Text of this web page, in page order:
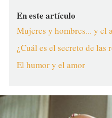
En este artículo
Mujeres y hombres... y el
¿Cuál es el secreto de las
El humor y el amor